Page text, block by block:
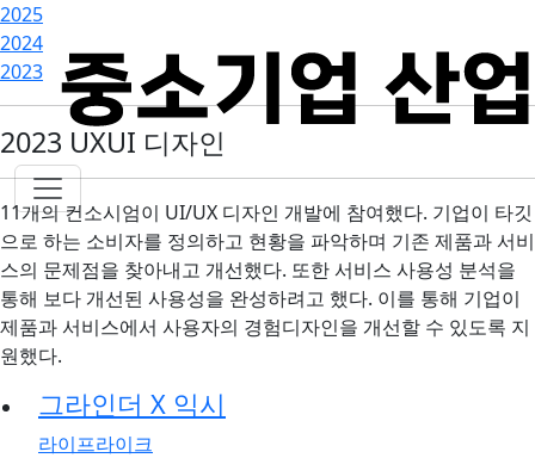
2025
2024
2023
2023 UXUI 디자인
11개의 컨소시엄이 UI/UX 디자인 개발에 참여했다. 기업이 타깃
으로 하는 소비자를 정의하고 현황을 파악하며 기존 제품과 서비
스의 문제점을 찾아내고 개선했다. 또한 서비스 사용성 분석을
통해 보다 개선된 사용성을 완성하려고 했다. 이를 통해 기업이
제품과 서비스에서 사용자의 경험디자인을 개선할 수 있도록 지
원했다.
그라인더 X 익시
라이프라이크